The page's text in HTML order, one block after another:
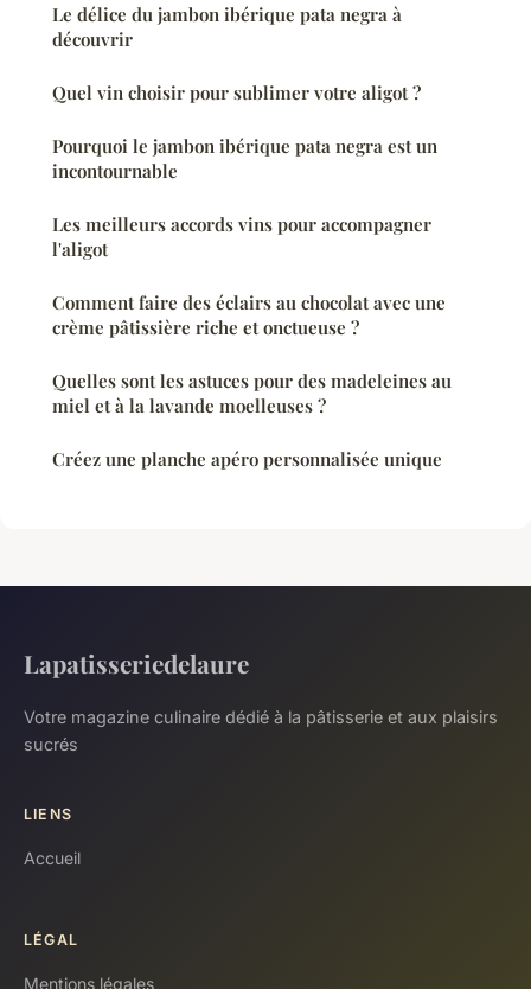
Le délice du jambon ibérique pata negra à
découvrir
Quel vin choisir pour sublimer votre aligot ?
Pourquoi le jambon ibérique pata negra est un
incontournable
Les meilleurs accords vins pour accompagner
l'aligot
Comment faire des éclairs au chocolat avec une
crème pâtissière riche et onctueuse ?
Quelles sont les astuces pour des madeleines au
miel et à la lavande moelleuses ?
Créez une planche apéro personnalisée unique
Lapatisseriedelaure
Votre magazine culinaire dédié à la pâtisserie et aux plaisirs
sucrés
LIENS
Accueil
LÉGAL
Mentions légales